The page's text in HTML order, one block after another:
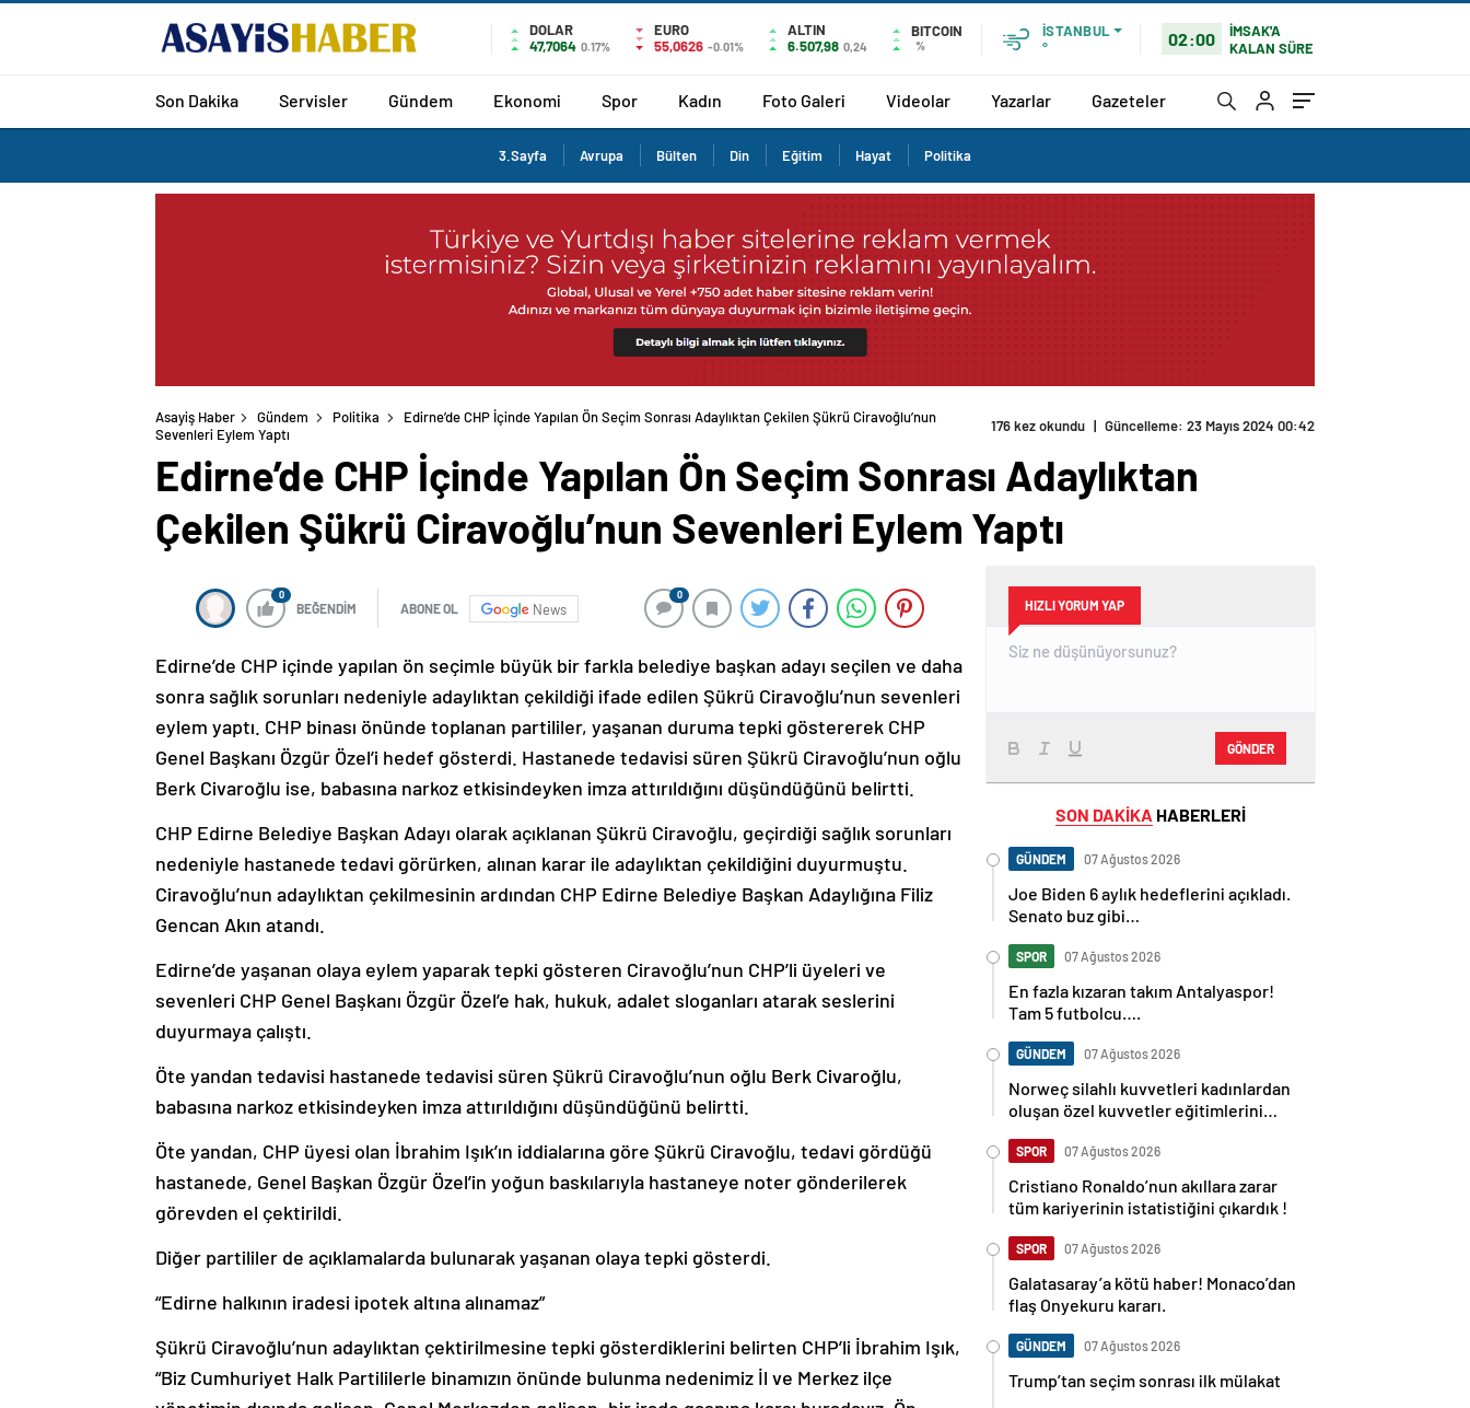
DOLAR
47,7064 0.17%
EURO
55,0626 -0.01%
ALTIN
6.507,98 0,24
BITCOIN
%
İSTANBUL
°
02:00
İMSAK'A
KALAN SÜRE
Son Dakika Servisler Gündem Ekonomi Spor Kadın Foto Galeri Videolar Yazarlar Gazeteler
3.Sayfa Avrupa Bülten Din Eğitim Hayat Politika
Asayiş Haber Gündem Politika Edirne’de CHP İçinde Yapılan Ön Seçim Sonrası Adaylıktan Çekilen Şükrü Ciravoğlu’nun Sevenleri Eylem Yaptı
Edirne’de CHP İçinde Yapılan Ön Seçim Sonrası Adaylıktan
Çekilen Şükrü Ciravoğlu’nun Sevenleri Eylem Yaptı
News
sonra sağlık sorunları nedeniyle adaylıktan çekildiği ifade edilen Şükrü Ciravoğlu’nun sevenleri
eylem yaptı. CHP binası önünde toplanan partililer, yaşanan duruma tepki göstererek CHP
Genel Başkanı Özgür Özel’i hedef gösterdi. Hastanede tedavisi süren Şükrü Ciravoğlu’nun oğlu
Berk Civaroğlu ise, babasına narkoz etkisindeyken imza attırıldığını düşündüğünü belirtti.
nedeniyle hastanede tedavi görürken, alınan karar ile adaylıktan çekildiğini duyurmuştu.
Ciravoğlu’nun adaylıktan çekilmesinin ardından CHP Edirne Belediye Başkan Adaylığına Filiz
Gencan Akın atandı.
sevenleri CHP Genel Başkanı Özgür Özel’e hak, hukuk, adalet sloganları atarak seslerini
duyurmaya çalıştı.
babasına narkoz etkisindeyken imza attırıldığını düşündüğünü belirtti.
hastanede, Genel Başkan Özgür Özel’in yoğun baskılarıyla hastaneye noter gönderilerek
görevden el çektirildi.
“Biz Cumhuriyet Halk Partililerle binamızın önünde bulunma nedenimiz İl ve Merkez ilçe
yönetimin dışında gelişen. Genel Merkezden gelişen, bir irade gaspına karşı buradayız. Ön
HIZLI YORUM YAP
GÖNDER
Joe Biden 6 aylık hedeflerini açıkladı.
Senato buz gibi…
En fazla kızaran takım Antalyaspor!
Tam 5 futbolcu….
Norweç silahlı kuvvetleri kadınlardan
oluşan özel kuvvetler eğitimlerini
başlattı.
Cristiano Ronaldo’nun akıllara zarar
tüm kariyerinin istatistiğini çıkardık !
Galatasaray’a kötü haber! Monaco’dan
flaş Onyekuru kararı.
Trump’tan seçim sonrası ilk mülakat